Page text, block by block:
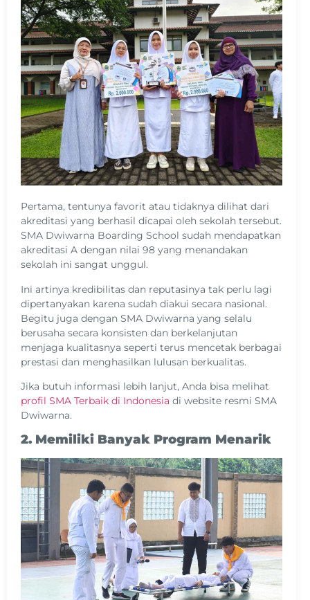
Pertama, tentunya favorit atau tidaknya dilihat dari
akreditasi yang berhasil dicapai oleh sekolah tersebut.
SMA Dwiwarna Boarding School sudah mendapatkan
akreditasi A dengan nilai 98 yang menandakan
sekolah ini sangat unggul.
Ini artinya kredibilitas dan reputasinya tak perlu lagi
dipertanyakan karena sudah diakui secara nasional.
Begitu juga dengan SMA Dwiwarna yang selalu
berusaha secara konsisten dan berkelanjutan
menjaga kualitasnya seperti terus mencetak berbagai
prestasi dan menghasilkan lulusan berkualitas.
Jika butuh informasi lebih lanjut, Anda bisa melihat
profil SMA Terbaik di Indonesia di website resmi SMA
Dwiwarna.
2. Memiliki Banyak Program Menarik